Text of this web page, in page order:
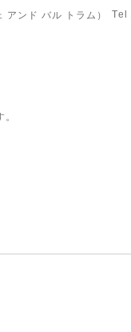
ンド バル トラム） Tel